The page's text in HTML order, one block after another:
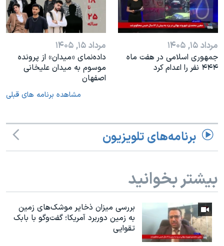
مرداد ۱۵, ۱۴۰۵
جمهوری اسلامی در هفت ماه
۴۴۴ نفر را اعدام کرد
مرداد ۱۵, ۱۴۰۵
داده‌نمای «میدان» از پرونده
موسوم به میدان علیخانی
اصفهان
مشاهده برنامه های قبلی
برنامه‌های تلویزیون
بیشتر بخوانید
بررسی میزان ذخایر موشک‌های زمین
به زمین دوربرد آمریکا؛ گفت‌وگو با بابک
تقوایی